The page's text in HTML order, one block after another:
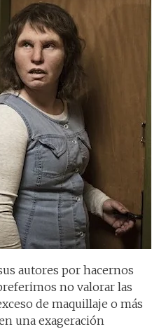
autores por hacernos
no valorar las
de maquillaje o más
una exageración